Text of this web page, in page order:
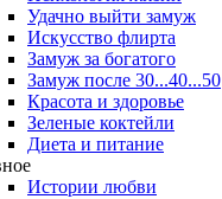
Удачно выйти замуж
Искусство флирта
Замуж за богатого
Замуж после 30...40...50
Красота и здоровье
Зеленые коктейли
Диета и питание
Истории любви